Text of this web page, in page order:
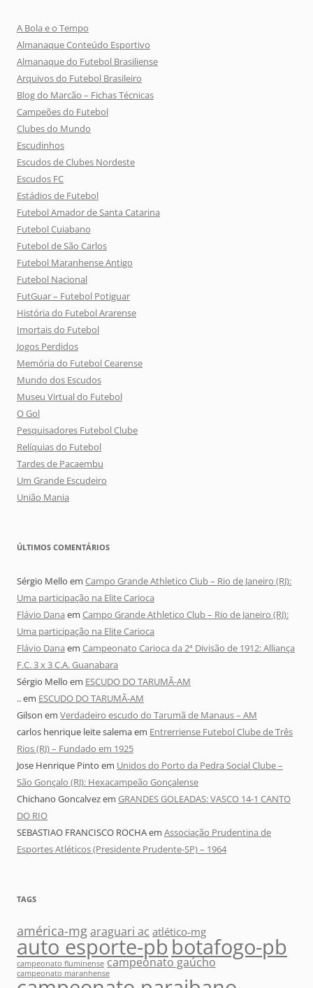
A Bola e o Tempo
Almanaque Conteúdo Esportivo
Almanaque do Futebol Brasiliense
Arquivos do Futebol Brasileiro
Blog do Marcão – Fichas Técnicas
Campeões do Futebol
Clubes do Mundo
Escudinhos
Escudos de Clubes Nordeste
Escudos FC
Estádios de Futebol
Futebol Amador de Santa Catarina
Futebol Cuiabano
Futebol de São Carlos
Futebol Maranhense Antigo
Futebol Nacional
FutGuar – Futebol Potiguar
História do Futebol Ararense
Imortais do Futebol
Jogos Perdidos
Memória do Futebol Cearense
Mundo dos Escudos
Museu Virtual do Futebol
O Gol
Pesquisadores Futebol Clube
Relíquias do Futebol
Tardes de Pacaembu
Um Grande Escudeiro
União Mania
ÚLTIMOS COMENTÁRIOS
Sérgio Mello em Campo Grande Athletico Club – Rio de Janeiro (RJ):
Uma participação na Elite Carioca
Flávio Dana em Campo Grande Athletico Club – Rio de Janeiro (RJ):
Uma participação na Elite Carioca
Flávio Dana em Campeonato Carioca da 2ª Divisão de 1912: Alliança
F.C. 3 x 3 C.A. Guanabara
Sérgio Mello em ESCUDO DO TARUMÃ-AM
..em ESCUDO DO TARUMÃ-AM
Gilson em Verdadeiro escudo do Tarumã de Manaus – AM
carlos henrique leite salemaem Entrerriense Futebol Clube de Três
Rios (RJ) – Fundado em 1925
Jose Henrique Pinto em Unidos do Porto da Pedra Social Clube –
São Gonçalo (RJ): Hexacampeão Gonçalense
Chichano Goncalvezem GRANDES GOLEADAS: VASCO 14-1 CANTO
DO RIO
SEBASTIAO FRANCISCO ROCHAem Associação Prudentina de
Esportes Atléticos (Presidente Prudente-SP) – 1964
TAGS
américa-mgaraguari ac atlético-mg
auto esporte-pbbotafogo-pb
campeonato fluminense campeonato gaúcho
campeonato maranhense